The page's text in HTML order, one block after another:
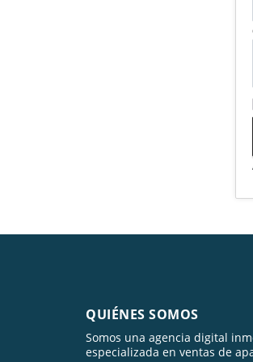
QUIÉNES SOMOS
Somos una agencia digital
especializada en ventas de